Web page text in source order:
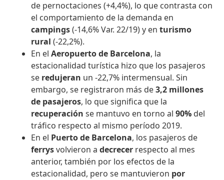
de pernoctaciones (+4,4%), lo que contrasta con
el comportamiento de la demanda en
campings(-14,6% Var. 22/19) y enturismo
rural(-22,2%).
En elAeropuerto de Barcelona, la
estacionalidad turística hizo que los pasajeros
se redujeran un -22,7% intermensual. Sin
embargo, se registraron más de3,2 millones
de pasajeros, lo que significa que la
recuperaciónse mantuvo en torno al 90% del
tráfico respecto al mismo período 2019.
En el Puerto de Barcelona, los pasajeros de
ferrysvolvieron adecrecer respecto al mes
anterior, también por los efectos de la
estacionalidad, pero se mantuvieron por